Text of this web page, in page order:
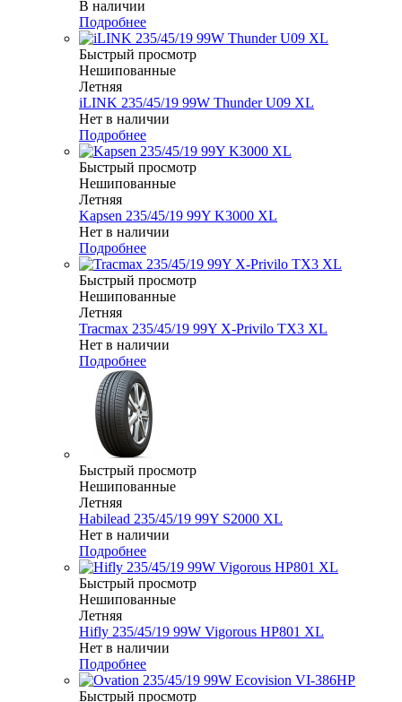
В наличии
Подробнее
Быстрый просмотр
Нешипованные
Летняя
iLINK 235/45/19 99W Thunder U09 XL
Нет в наличии
Подробнее
Быстрый просмотр
Нешипованные
Летняя
Kapsen 235/45/19 99Y K3000 XL
Нет в наличии
Подробнее
Быстрый просмотр
Нешипованные
Летняя
Tracmax 235/45/19 99Y X-Privilo TX3 XL
Нет в наличии
Подробнее
Быстрый просмотр
Нешипованные
Летняя
Habilead 235/45/19 99Y S2000 XL
Нет в наличии
Подробнее
Быстрый просмотр
Нешипованные
Летняя
Hifly 235/45/19 99W Vigorous HP801 XL
Нет в наличии
Подробнее
Быстрый просмотр